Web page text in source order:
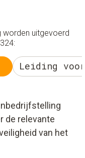
worden uitgevoerd
Leiding
de relevante
van het